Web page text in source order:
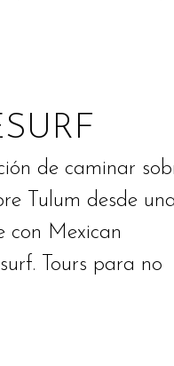
de caminar
Tulum desde
con Mexican
Tours para no